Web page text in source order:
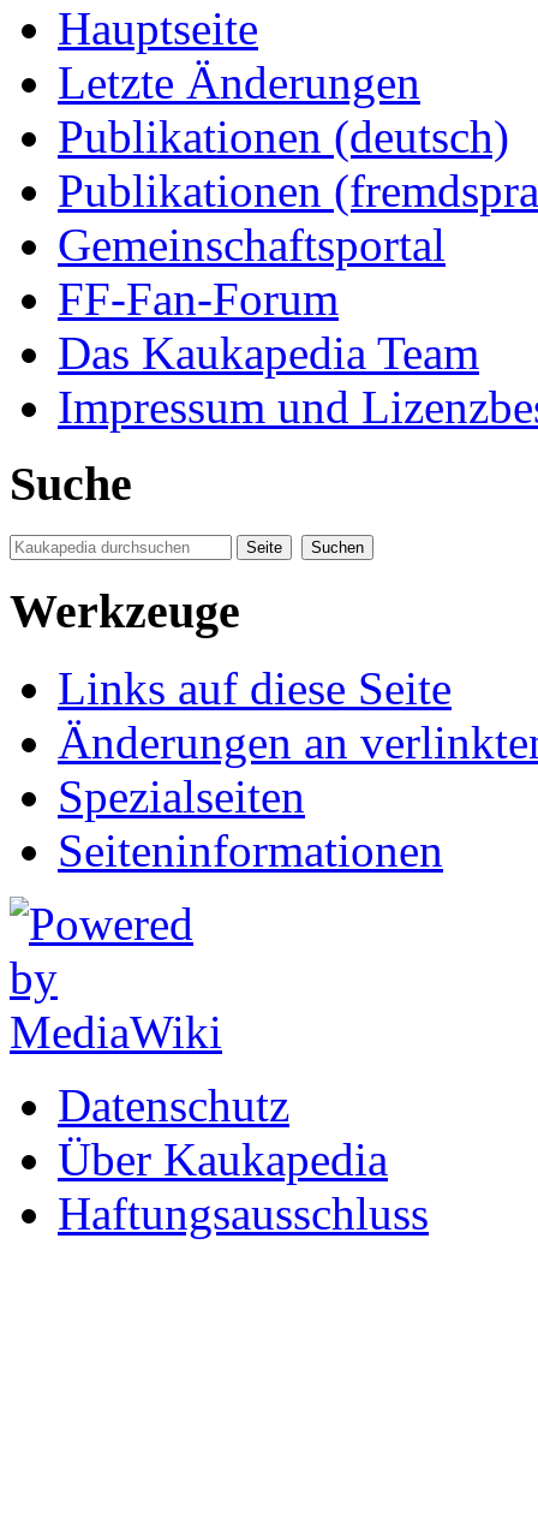
Hauptseite
Letzte Änderungen
Publikationen (deutsch)
Publikationen
Gemeinschaftsportal
FF-Fan-Forum
Das Kaukapedia Team
Impressum und
Suche
Werkzeuge
Links auf diese Seite
Änderungen an
Spezialseiten
Seiten­informationen
Datenschutz
Über Kaukapedia
Haftungsausschluss